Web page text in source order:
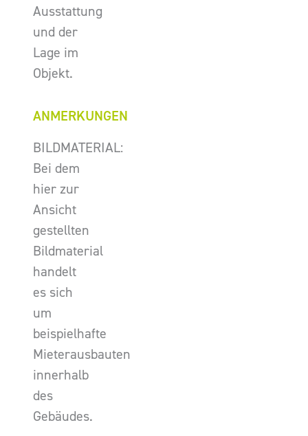
Ausstattung
und der
Lage im
Objekt.
ANMERKUNGEN
BILDMATERIAL:
Bei dem
hier zur
Ansicht
gestellten
Bildmaterial
handelt
es sich
um
beispielhafte
Mieterausbauten
innerhalb
des
Gebäudes.